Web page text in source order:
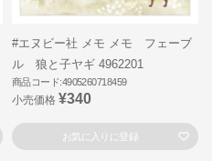
#エヌビー社 メモ メモ フェーブ
ル 狼と子ヤギ 4962201
商品コード:4905260718459
小売価格 ¥340
お気に入りに登録